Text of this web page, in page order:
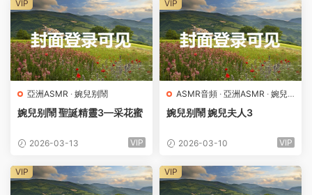
亞洲ASMR · 婉兒别鬧
婉兒别鬧 聖誕精靈3—采花蜜
2026-03-13 VIP
VIP
ASMR音頻 · 亞洲ASMR · 婉兒
别鬧
婉兒别鬧 婉兒夫人3
2026-03-10 VIP
VIP
VIP VIP